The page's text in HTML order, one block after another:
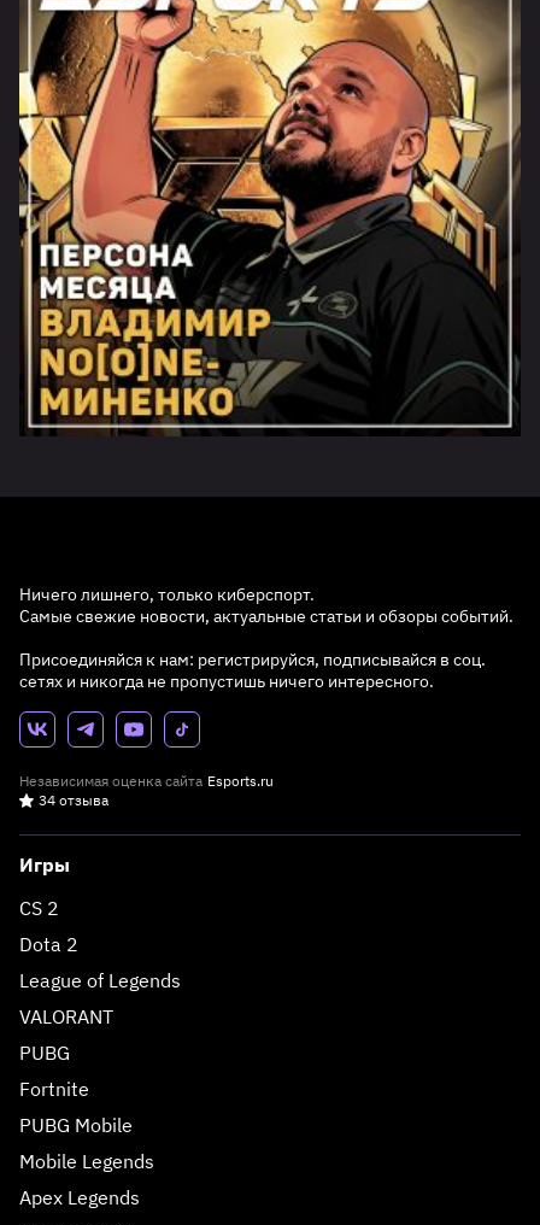
Ничего лишнего, только киберспорт.
Самые свежие новости, актуальные статьи и обзоры событий.
Присоединяйся к нам: регистрируйся, подписывайся в соц.
сетях и никогда не пропустишь ничего интересного.
Независимая оценка сайта Esports.ru
34 отзыва
Игры
CS 2
Dota 2
League of Legends
VALORANT
PUBG
Fortnite
PUBG Mobile
Mobile Legends
Apex Legends